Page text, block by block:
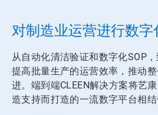
对制造业运营进行数字
从自动化清洁验证和数字化SOP
提高批量生产的运营效率，推动
进。端到端CLEEN解决方案将艺
造支持而打造的一流数字平台相结